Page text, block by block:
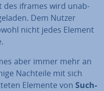
des iframes wird un­ab­
Dem Nutzer
nicht jedes Element
aber immer mehr an
Nachteile mit sich
Elemente von Such­